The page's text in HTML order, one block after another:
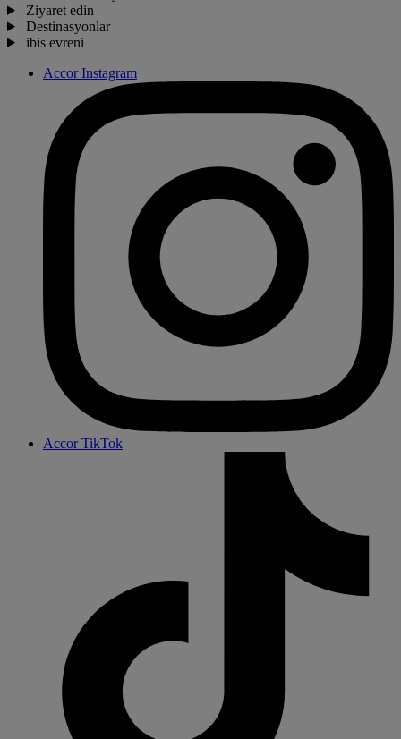
Ziyaret edin
Destinasyonlar
ibis evreni
Accor Instagram
Accor TikTok